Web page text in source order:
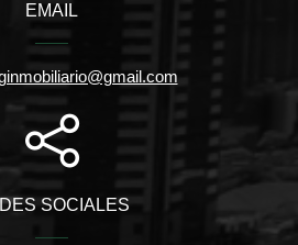
EMAIL
SOCIALES